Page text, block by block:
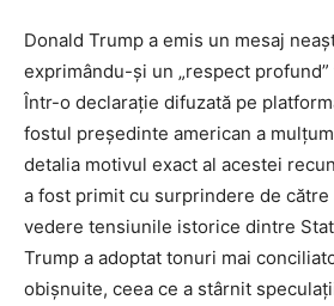
Donald Trump a emis un mesaj
exprimându-și un „respect profund”
Într-o declarație difuzată pe
fostul președinte american a
detalia motivul exact al acestei
a fost primit cu surprindere de către
vedere tensiunile istorice dintre
Trump a adoptat tonuri mai
obișnuite, ceea ce a stârnit